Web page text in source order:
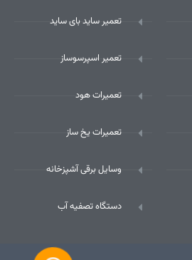
تعمیر ساید بای ساید
تعمیر اسپرسوساز
تعمیرات هود
تعمیرات یخ ساز
وسایل برقی آشپزخانه
دستگاه تصفیه آب